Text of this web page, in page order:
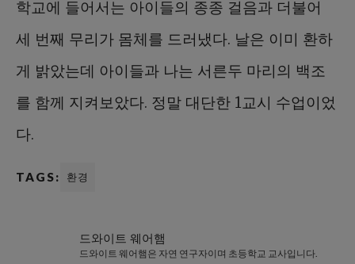
학교에 들어서는 아이들의 종종 걸음과 더불어
세 번째 무리가 몸체를 드러냈다. 날은 이미 환하
게 밝았는데 아이들과 나는 서른두 마리의 백조
를 함께 지켜보았다. 정말 대단한 1교시 수업이었
다.
TAGS: 환경
드와이트 웨어햄
드와이트 웨어햄은 자연 연구자이며 초등학교 교사입니다.